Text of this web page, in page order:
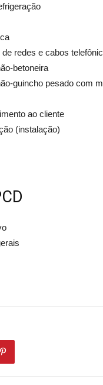
redes e cabos
betoneira
guincho pesado com
ao cliente
(instalação)